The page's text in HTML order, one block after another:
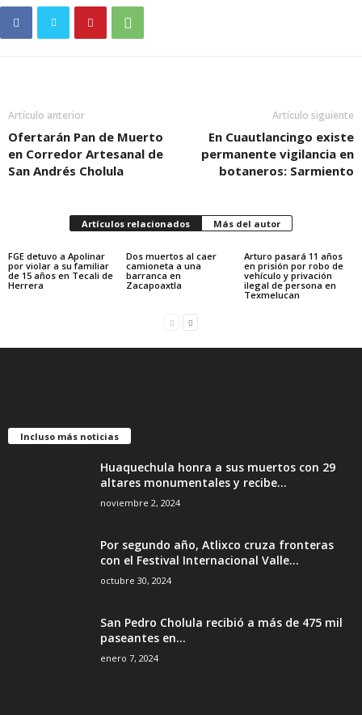
Artículo anterior
Ofertarán Pan de Muerto
en Corredor Artesanal de
San Andrés Cholula
Artículo siguiente
En Cuautlancingo existe
permanente vigilancia en
botaneros: Sarmiento
Artículos relacionados Más del autor
FGE detuvo a Apolinar
por violar a su familiar
de 15 años en Tecali de
Herrera
Dos muertos al caer
camioneta a una
barranca en
Zacapoaxtla
Arturo pasará 11 años
en prisión por robo de
vehículo y privación
ilegal de persona en
Texmelucan
Incluso más noticias
Huaquechula honra a sus muertos con 29
altares monumentales y recibe...
noviembre 2, 2024
Por segundo año, Atlixco cruza fronteras
con el Festival Internacional Valle...
octubre 30, 2024
San Pedro Cholula recibió a más de 475 mil
paseantes en...
enero 7, 2024